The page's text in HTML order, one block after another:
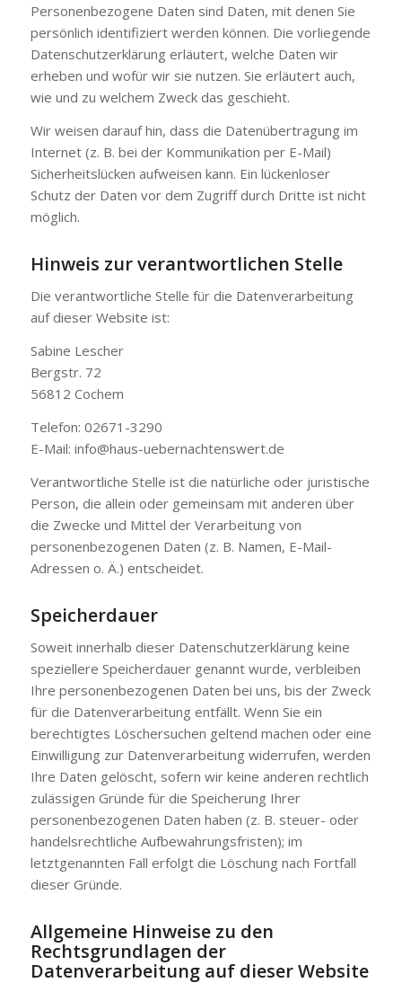
Personenbezogene Daten sind Daten, mit denen Sie
persönlich identifiziert werden können. Die vorliegende
Datenschutzerklärung erläutert, welche Daten wir
erheben und wofür wir sie nutzen. Sie erläutert auch,
wie und zu welchem Zweck das geschieht.
Wir weisen darauf hin, dass die Datenübertragung im
Internet (z. B. bei der Kommunikation per E-Mail)
Sicherheitslücken aufweisen kann. Ein lückenloser
Schutz der Daten vor dem Zugriff durch Dritte ist nicht
möglich.
Hinweis zur verantwortlichen Stelle
Die verantwortliche Stelle für die Datenverarbeitung
auf dieser Website ist:
Sabine Lescher
Bergstr. 72
56812 Cochem
Telefon: 02671-3290
E-Mail: info@haus-uebernachtenswert.de
Verantwortliche Stelle ist die natürliche oder juristische
Person, die allein oder gemeinsam mit anderen über
die Zwecke und Mittel der Verarbeitung von
personenbezogenen Daten (z. B. Namen, E-Mail-
Adressen o. Ä.) entscheidet.
Speicherdauer
Soweit innerhalb dieser Datenschutzerklärung keine
speziellere Speicherdauer genannt wurde, verbleiben
Ihre personenbezogenen Daten bei uns, bis der Zweck
für die Datenverarbeitung entfällt. Wenn Sie ein
berechtigtes Löschersuchen geltend machen oder eine
Einwilligung zur Datenverarbeitung widerrufen, werden
Ihre Daten gelöscht, sofern wir keine anderen rechtlich
zulässigen Gründe für die Speicherung Ihrer
personenbezogenen Daten haben (z. B. steuer- oder
handelsrechtliche Aufbewahrungsfristen); im
letztgenannten Fall erfolgt die Löschung nach Fortfall
dieser Gründe.
Allgemeine Hinweise zu den
Rechtsgrundlagen der
Datenverarbeitung auf dieser Website